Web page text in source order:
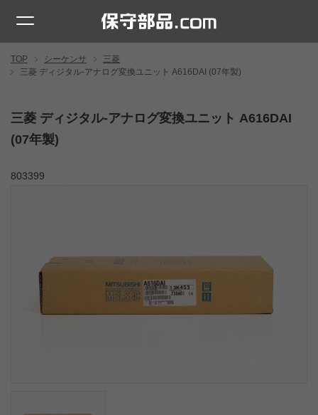
TOP シーケンサ
三菱
三菱 ディジタル-アナログ変換ユニット A616DAI (07年製)
三菱 ディジタル-アナログ変換ユニット A616DAI
(07年製)
803399